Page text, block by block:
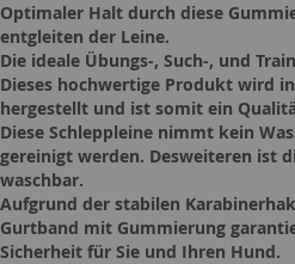
Optimaler Halt durch diese
entgleiten der Leine.
Die ideale Übungs-, Such-, und
Dieses hochwertige Produkt wird
hergestellt und ist somit ein
Diese Schleppleine nimmt kein
gereinigt werden. Desweiteren ist
waschbar.
Aufgrund der stabilen
Gurtband mit Gummierung
Sicherheit für Sie und Ihren Hund.